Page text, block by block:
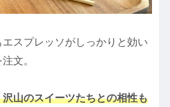
スプレッソがしっかりと効い
注文。
山のスイーツたちとの相性も